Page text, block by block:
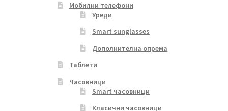
Мобилни телефони
Уреди
Smart sunglasses
Дополнителна опрема
Таблети
Часовници
Smart часовници
Класични часовници